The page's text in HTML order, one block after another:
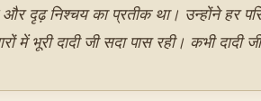
और दृढ़ निश्चय का प्रतीक था। उन्होंने
में भूरी दादी जी सदा पास रही। कभी